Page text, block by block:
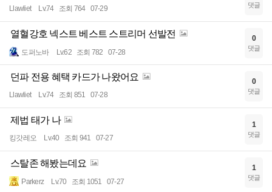
Llawliet Lv.74 조회 764 07-29 댓글
열혈강호 넥스트 베스트 스트리머 선발전
도퍼노바 Lv.62 조회 782 07-28
0
댓글
던파 전용 혜택 카드가 나왔어요
Llawliet Lv.74 조회 851 07-28
0
댓글
제법 태가 나
킹갓레오 Lv.40 조회 941 07-27
1
댓글
스탈존 해봤는데요
Parkerz Lv.70 조회 1051 07-27
1
댓글